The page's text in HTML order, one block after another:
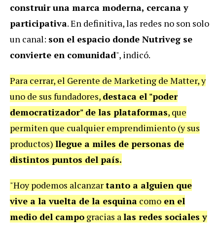
construir una marca moderna, cercana y
participativa. En definitiva, las redes no son solo
un canal: son el espacio donde Nutriveg se
convierte en comunidad", indicó.
Para cerrar, el Gerente de Marketing de Matter, y
uno de sus fundadores, destaca el "poder
democratizador" de las plataformas, que
permiten que cualquier emprendimiento (y sus
productos) llegue a miles de personas de
distintos puntos del país.
"Hoy podemos alcanzartanto a alguien que
vive a la vuelta de la esquina como en el
medio del campo gracias alas redes sociales y